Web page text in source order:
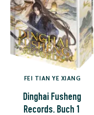
FEI TIAN YE XIANG
Dinghai Fusheng
Records. Buch 1